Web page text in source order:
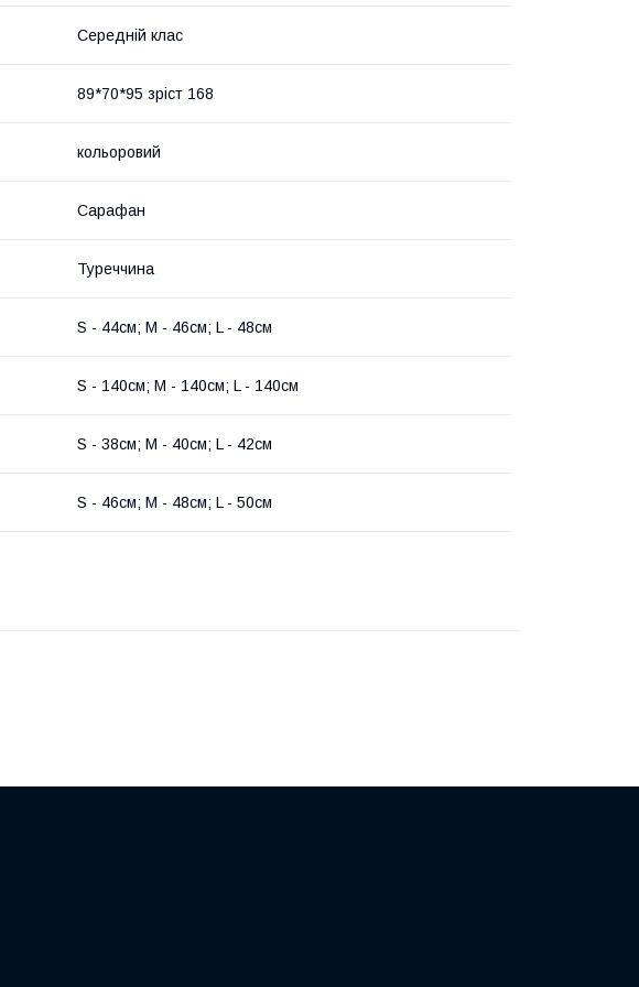
Середній клас
89*70*95 зріст 168
кольоровий
Сарафан
Туреччина
S - 44см; M - 46см; L - 48см
S - 140см; M - 140см; L - 140см
S - 38см; M - 40см; L - 42см
S - 46см; M - 48см; L - 50см